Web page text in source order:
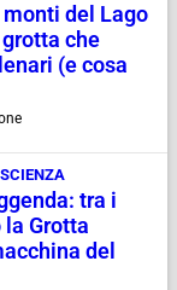
del Lago
che
(e cosa
SCIENZA
tra i
Grotta
del